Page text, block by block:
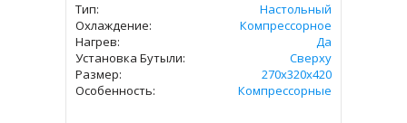
Тип:
Настольный
Охлаждение:
Компрессорное
Нагрев:
Да
Установка Бутыли:
Сверху
Размер:
270x320х420
Особенность:
Компрессорные